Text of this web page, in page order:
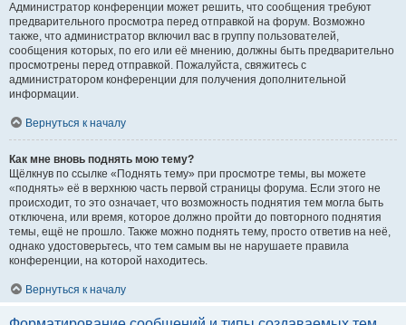
Администратор конференции может решить, что сообщения требуют
предварительного просмотра перед отправкой на форум. Возможно
также, что администратор включил вас в группу пользователей,
сообщения которых, по его или её мнению, должны быть предварительно
просмотрены перед отправкой. Пожалуйста, свяжитесь с
администратором конференции для получения дополнительной
информации.
Вернуться к началу
Как мне вновь поднять мою тему?
Щёлкнув по ссылке «Поднять тему» при просмотре темы, вы можете
«поднять» её в верхнюю часть первой страницы форума. Если этого не
происходит, то это означает, что возможность поднятия тем могла быть
отключена, или время, которое должно пройти до повторного поднятия
темы, ещё не прошло. Также можно поднять тему, просто ответив на неё,
однако удостоверьтесь, что тем самым вы не нарушаете правила
конференции, на которой находитесь.
Вернуться к началу